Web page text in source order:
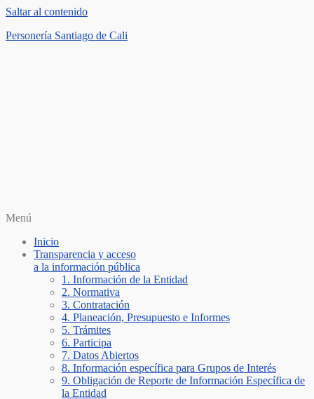
Saltar al contenido
Personería Santiago de Cali
Menú
Inicio
Transparencia y acceso
a la información pública
1. Información de la Entidad
2. Normativa
3. Contratación
4. Planeación, Presupuesto e Informes
5. Trámites
6. Participa
7. Datos Abiertos
8. Información específica para Grupos de Interés
9. Obligación de Reporte de Información Específica de
la Entidad